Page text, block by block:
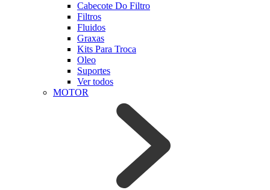
Cabecote Do Filtro
Filtros
Fluidos
Graxas
Kits Para Troca
Oleo
Suportes
Ver todos
MOTOR